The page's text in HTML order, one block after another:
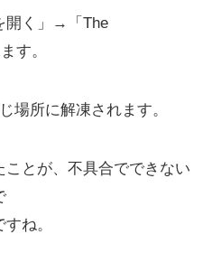
開く」→「The
す。
場所に解凍されます。
とが、不具合でできない
ね。